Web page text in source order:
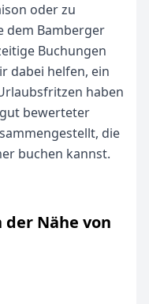
oder zu
dem Bamberger
Buchungen
dabei helfen, ein
haben
bewerteter
die
buchen kannst.
Nähe von